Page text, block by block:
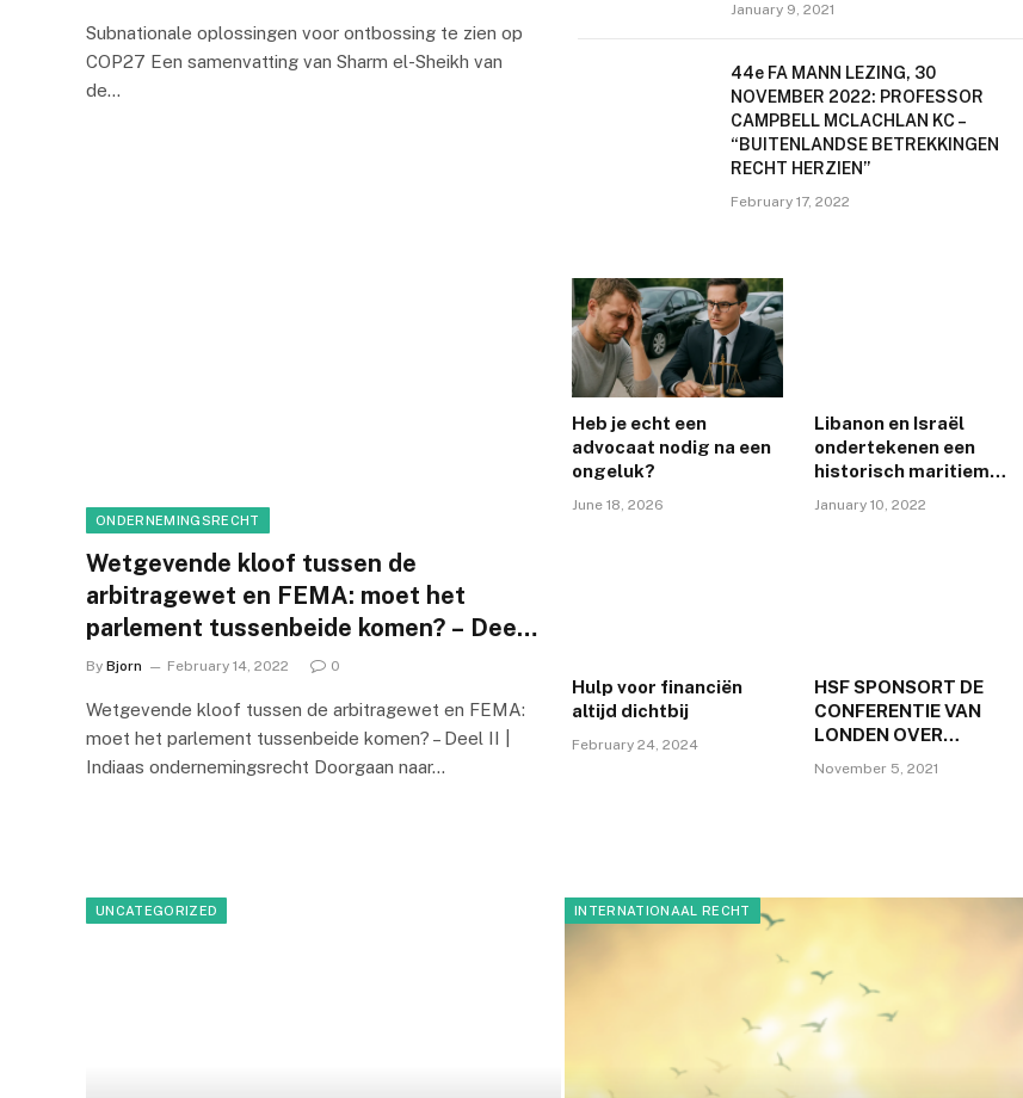
Subnationale oplossingen voor ontbossing te zien op
COP27 Een samenvatting van Sharm el-Sheikh van
de…
January 9, 2021
44e FA MANN LEZING, 30
NOVEMBER 2022: PROFESSOR
CAMPBELL MCLACHLAN KC –
“BUITENLANDSE BETREKKINGEN
RECHT HERZIEN”
February 17, 2022
ONDERNEMINGSRECHT
Wetgevende kloof tussen de
arbitragewet en FEMA: moet het
parlement tussenbeide komen? – Deel
II
By Bjorn February 14, 2022 0
Wetgevende kloof tussen de arbitragewet en FEMA:
moet het parlement tussenbeide komen? – Deel II |
Indiaas ondernemingsrecht Doorgaan naar…
Heb je echt een
advocaat nodig na een
ongeluk?
June 18, 2026
Libanon en Israël
ondertekenen een
historisch maritiem
onmiddellijke start van
January 10, 2022
Hulp voor financiën
altijd dichtbij
February 24, 2024
HSF SPONSORT DE
CONFERENTIE VAN
LONDEN OVER
November 5, 2021
UNCATEGORIZED INTERNATIONAAL RECHT